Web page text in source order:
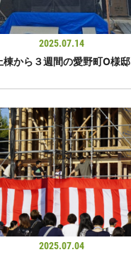
2025.07.14
上棟から３週間の愛野町O様邸
2025.07.04